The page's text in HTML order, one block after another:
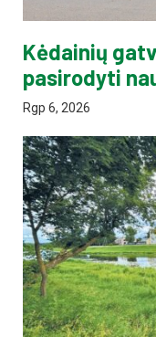
Kėdainių
pasirodyti
Rgp 6, 2026